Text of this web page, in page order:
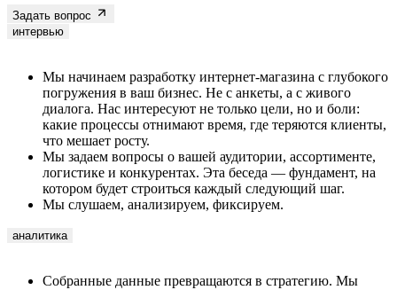
интервью
погружения в ваш бизнес. Не с анкеты, а с живого
диалога. Нас интересуют не только цели, но и боли:
какие процессы отнимают время, где теряются клиенты,
что мешает росту.
Мы задаем вопросы о вашей аудитории, ассортименте,
логистике и конкурентах. Эта беседа — фундамент, на
котором будет строиться каждый следующий шаг.
Мы слушаем, анализируем, фиксируем.
аналитика
изучаем рынок, поведение ваших потенциальных